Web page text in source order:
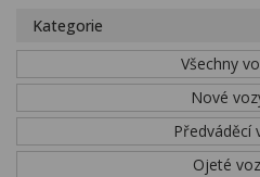
Obytné vozy
Kategorie
Všechny
Nové
Předváděcí
Ojeté